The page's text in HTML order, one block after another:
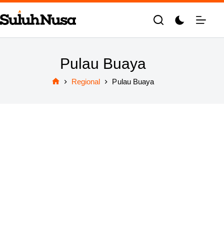
Skip
to
content
Pulau Buaya
Regional Pulau Buaya